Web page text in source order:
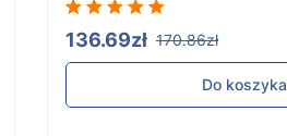
136.69zł 170.86zł
Do koszyka